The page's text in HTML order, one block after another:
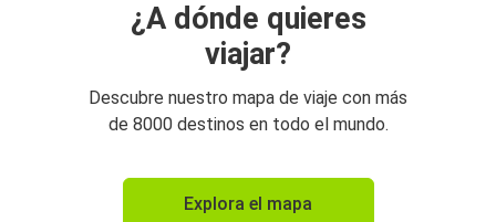
¿A dónde quieres
viajar?
Descubre nuestro mapa de viaje con más
de 8000 destinos en todo el mundo.
Explora el mapa